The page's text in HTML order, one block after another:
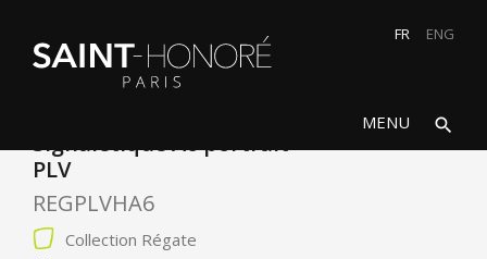
FR ENG
MENU search
Signalétique A6 portrait
PLV
REGPLVHA6
Collection Régate